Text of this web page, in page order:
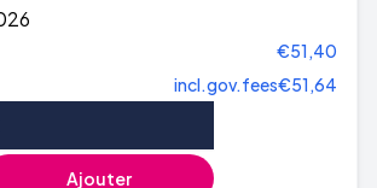
€51,40
incl.gov.fees€51,64
Ajouter